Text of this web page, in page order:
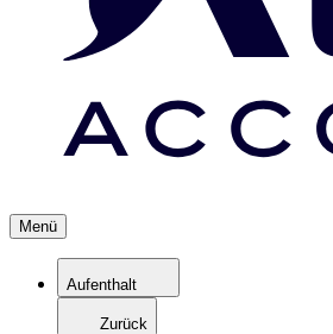
Menü
Aufenthalt
Zurück